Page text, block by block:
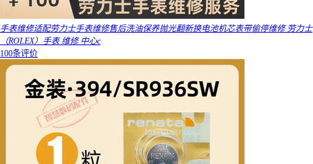
手表维修适配劳力士手表维修售后洗油保养抛光翻新换电池机芯表带偷停维修 劳力士
（ROLEX）手表 维修 中心c
100条评价